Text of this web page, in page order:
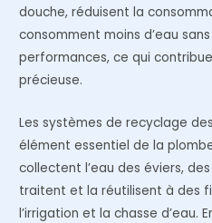
douche, réduisent la
consomment moins d’eau
performances, ce qui
précieuse.
Les systèmes de recyclage
élément essentiel de la
collectent l’eau des éviers,
traitent et la réutilisent à des
l’irrigation et la chasse d’eau.